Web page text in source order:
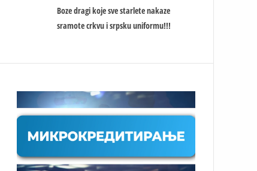
Boze dragi koje sve starlete nakaze
sramote crkvu i srpsku uniformu!!!